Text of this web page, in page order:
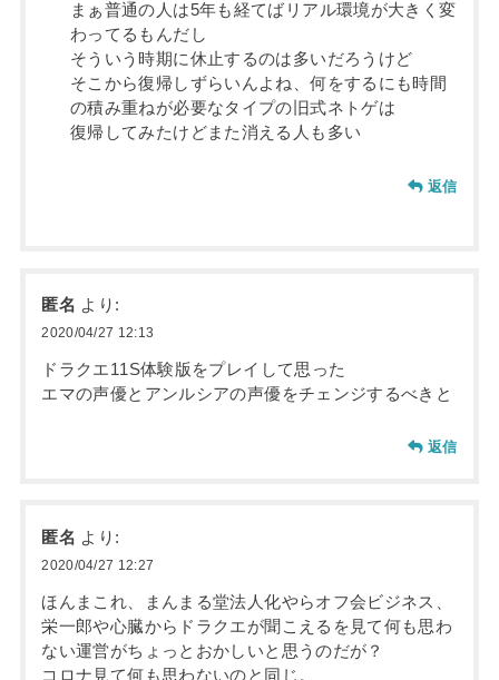
まぁ普通の人は5年も経てばリアル環境が大きく変
わってるもんだし
そういう時期に休止するのは多いだろうけど
そこから復帰しずらいんよね、何をするにも時間
の積み重ねが必要なタイプの旧式ネトゲは
復帰してみたけどまた消える人も多い
返信
匿名 より:
2020/04/27 12:13
ドラクエ11S体験版をプレイして思った
エマの声優とアンルシアの声優をチェンジするべきと
返信
匿名 より:
2020/04/27 12:27
ほんまこれ、まんまる堂法人化やらオフ会ビジネス、
栄一郎や心臓からドラクエが聞こえるを見て何も思わ
ない運営がちょっとおかしいと思うのだが？
コロナ見て何も思わないのと同じ。